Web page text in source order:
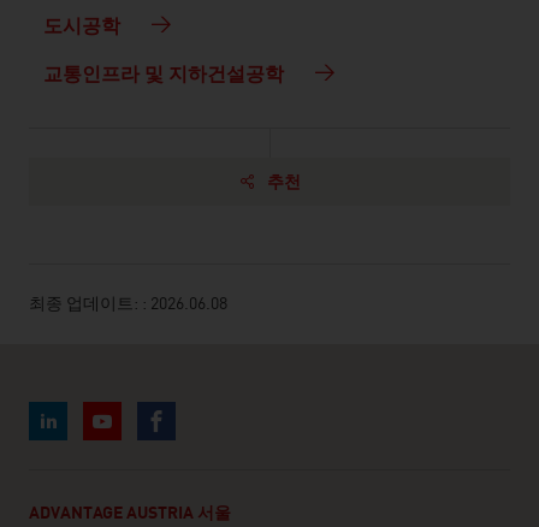
도시공학
교통인프라 및 지하건설공학
추천
최종 업데이트: : 2026.06.08
ADVANTAGE AUSTRIA 서울